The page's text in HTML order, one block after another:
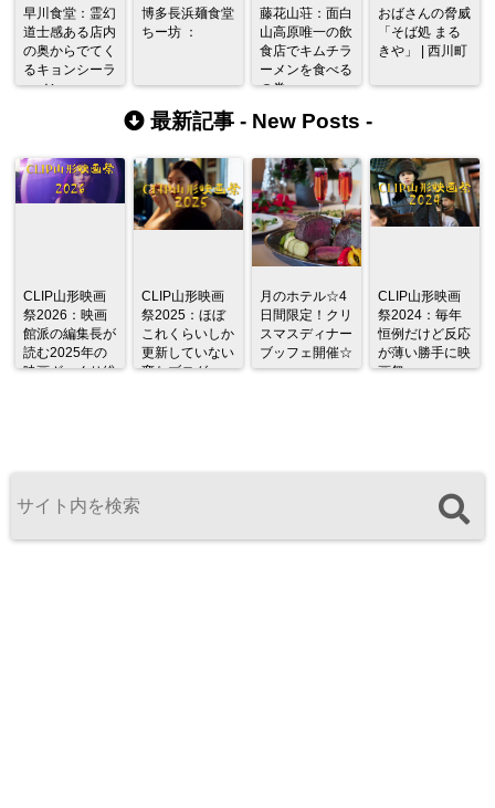
早川食堂：霊幻
道士感ある店内
の奥からでてく
るキョンシーラ
ーメン
博多長浜麺食堂
ちー坊 ：
藤花山荘：面白
山高原唯一の飲
食店でキムチラ
ーメンを食べる
の巻
おばさんの脅威
「そば処 まる
きや」 | 西川町
最新記事 - New Posts -
CLIP山形映画
祭2026：映画
館派の編集長が
読む2025年の
映画ざっくり総
CLIP山形映画
祭2025：ほぼ
これくらいしか
更新していない
変なブログ
月のホテル☆4
日間限定！クリ
スマスディナー
ブッフェ開催☆
CLIP山形映画
祭2024：毎年
恒例だけど反応
が薄い勝手に映
画祭